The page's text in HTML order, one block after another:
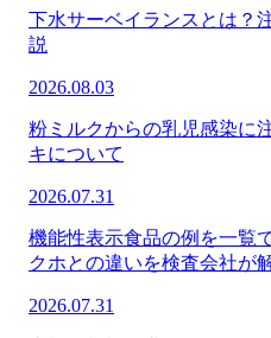
下水サーベイランスとは？
説
2026.08.03
粉ミルクからの乳児感染に
キについて
2026.07.31
機能性表示食品の例を一覧
クホとの違いを検査会社が
2026.07.31